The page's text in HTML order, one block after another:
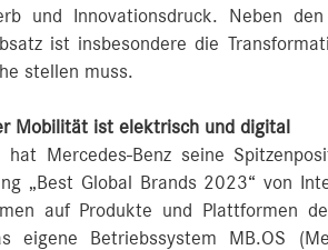
und Innovationsdruck. Neben
ist insbesondere die
stellen muss.
Mobilität ist elektrisch und digital
hat Mercedes-Benz seine
„Best Global Brands 2023“ von
auf Produkte und Plattformen
eigene Betriebssystem MB.OS